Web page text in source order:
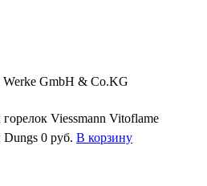
Werke GmbH & Co.KG
Viessmann Vitoflame
Dungs 0 руб. В корзину